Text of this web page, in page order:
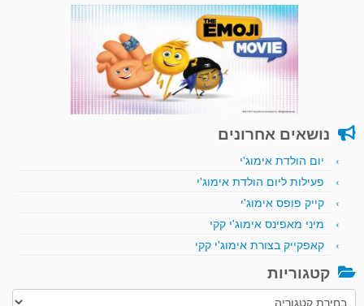
נושאים אחרונים
יום הולדת אימוג'י
פעילות ליום הולדת אימוג'י
קייק פופס אימוג'י
מיני מאפינס אימוג'י קקי
קאפקייק בצורת אימוג'י קקי
קטגוריות
קטגוריות